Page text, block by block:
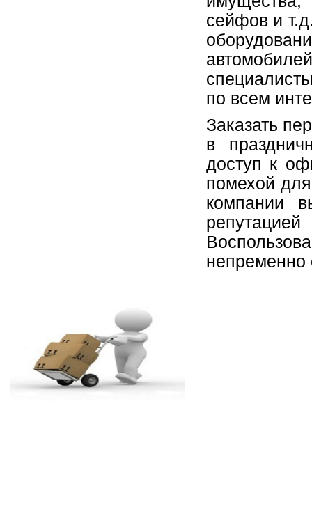
сейфов и
по всем
Заказать
в
доступ к
помехой
компании
непременно